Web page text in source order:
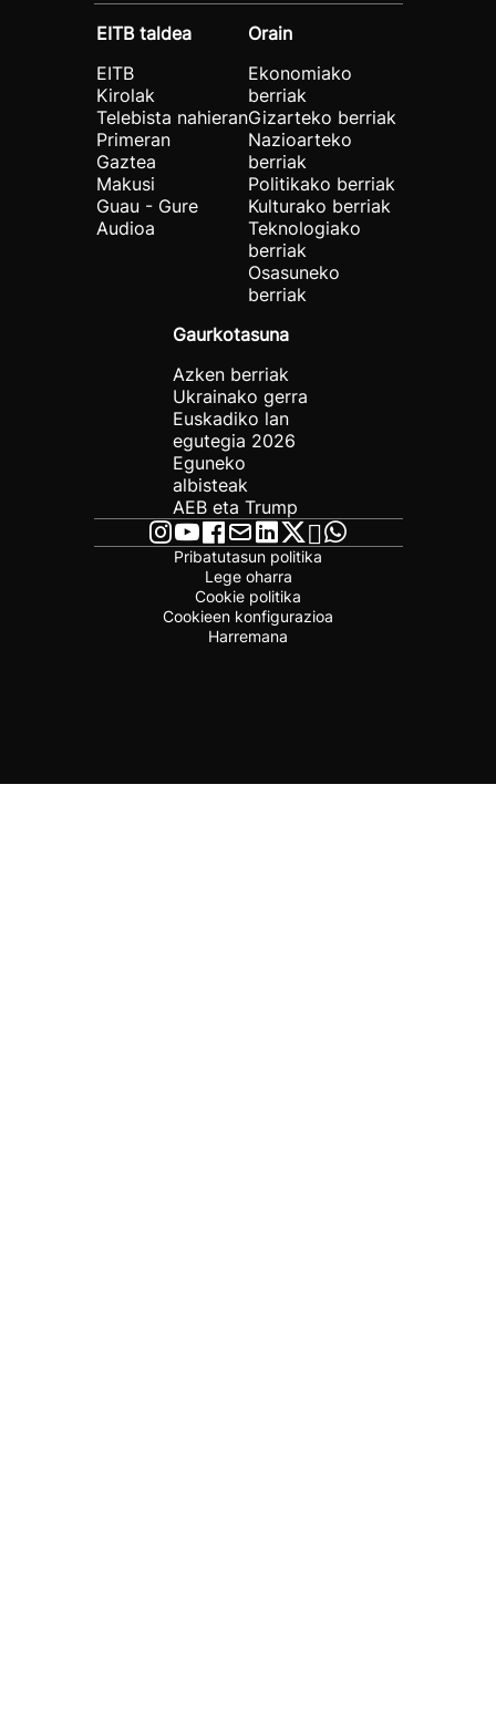
EITB taldea
EITB
Kirolak
Telebista nahieran
Primeran
Gaztea
Makusi
Guau - Gure
Audioa
Orain
Ekonomiako
berriak
Gizarteko berriak
Nazioarteko
berriak
Politikako berriak
Kulturako berriak
Teknologiako
berriak
Osasuneko
berriak
Gaurkotasuna
Azken berriak
Ukrainako gerra
Euskadiko lan
egutegia 2026
Eguneko
albisteak
AEB eta Trump
Pribatutasun politika
Lege oharra
Cookie politika
Cookieen konfigurazioa
Harremana